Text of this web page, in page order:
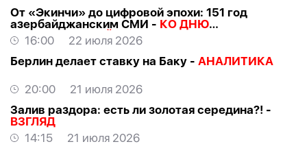
От «Экинчи» до цифровой эпохи: 151 год
азербайджанским СМИ - КО ДНЮ
НАЦИОНАЛЬНОЙ ПРЕССЫ
16:00
22 июля 2026
Берлин делает ставку на Баку - АНАЛИТИКА
20:00
21 июля 2026
Залив раздора: есть ли золотая середина?! -
ВЗГЛЯД
14:15
21 июля 2026